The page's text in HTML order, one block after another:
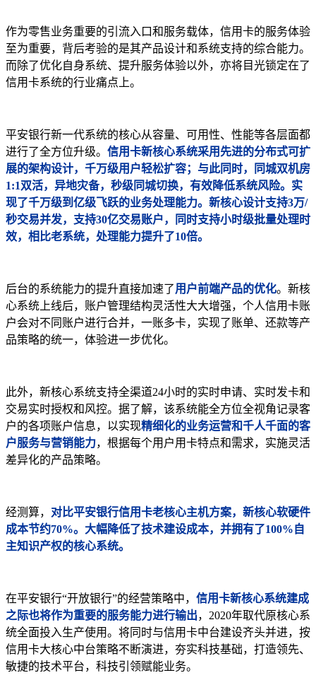
作为零售业务重要的引流入口和服务载体，信用卡的服务体验
至为重要，背后考验的是其产品设计和系统支持的综合能力。
而除了优化自身系统、提升服务体验以外，亦将目光锁定在了
信用卡系统的行业痛点上。
平安银行新一代系统的核心从容量、可用性、性能等各层面都
进行了全方位升级。 信用卡新核心系统采用先进的分布式可扩
展的架构设计，千万级用户轻松扩容；与此同时，同城双机房
1:1双活，异地灾备，秒级同城切换，有效降低系统风险。实
现了千万级到亿级飞跃的业务处理能力。新核心设计支持3万/
秒交易并发，支持30亿交易账户，同时支持小时级批量处理时
效，相比老系统，处理能力提升了10倍。
后台的系统能力的提升直接加速了用户前端产品的优化。新核
心系统上线后，账户管理结构灵活性大大增强，个人信用卡账
户会对不同账户进行合并，一账多卡，实现了账单、还款等产
品策略的统一，体验进一步优化。
此外，新核心系统支持全渠道24小时的实时申请、实时发卡和
交易实时授权和风控。据了解，该系统能全方位全视角记录客
户的各项账户信息，以实现精细化的业务运营和千人千面的客
户服务与营销能力，根据每个用户用卡特点和需求，实施灵活
差异化的产品策略。
经测算， 对比平安银行信用卡老核心主机方案，新核心软硬件
成本节约70%。大幅降低了技术建设成本，并拥有了100%自
主知识产权的核心系统。
在平安银行“开放银行”的经营策略中， 信用卡新核心系统建成
之际也将作为重要的服务能力进行输出，2020年取代原核心系
统全面投入生产使用。将同时与信用卡中台建设齐头并进，按
信用卡大核心中台策略不断演进，夯实科技基础，打造领先、
敏捷的技术平台，科技引领赋能业务。